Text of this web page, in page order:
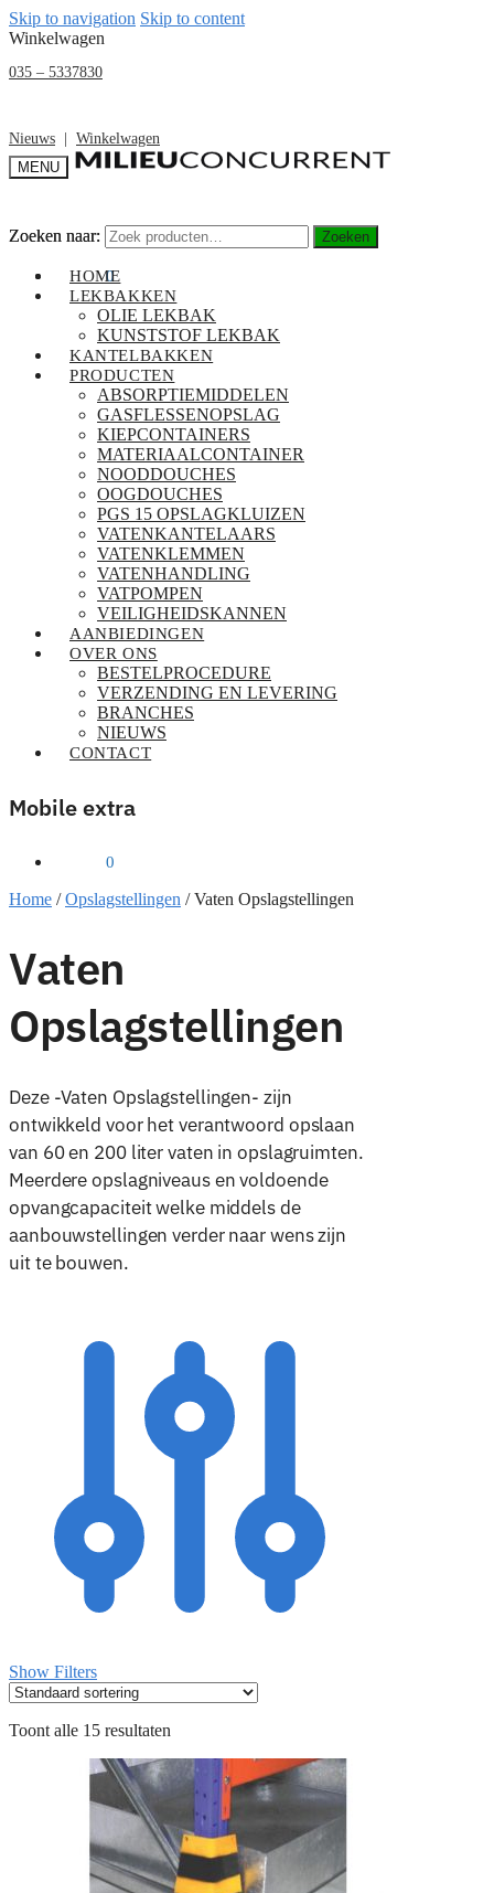
Skip to navigation Skip to content
Winkelwagen
035 – 5337830
Nieuws
Winkelwagen
MENU
Zoeken naar: Zoeken
0,00 0
Zoeken naar: Zoeken
HOME
LEKBAKKEN
OLIE LEKBAK
KUNSTSTOF LEKBAK
KANTELBAKKEN
PRODUCTEN
ABSORPTIEMIDDELEN
GASFLESSENOPSLAG
KIEPCONTAINERS
MATERIAALCONTAINER
NOODDOUCHES
OOGDOUCHES
PGS 15 OPSLAGKLUIZEN
VATENKANTELAARS
VATENKLEMMEN
VATENHANDLING
VATPOMPEN
VEILIGHEIDSKANNEN
AANBIEDINGEN
OVER ONS
BESTELPROCEDURE
VERZENDING EN LEVERING
BRANCHES
NIEUWS
CONTACT
Mobile extra
0
Home /Opslagstellingen /Vaten Opslagstellingen
Vaten
Opslagstellingen
Deze -Vaten Opslagstellingen- zijn
ontwikkeld voor het verantwoord opslaan
van 60 en 200 liter vaten in opslagruimten.
Meerdere opslagniveaus en voldoende
opvangcapaciteit welke middels de
aanbouwstellingen verder naar wens zijn
uit te bouwen.
Show Filters
Toont alle 15 resultaten